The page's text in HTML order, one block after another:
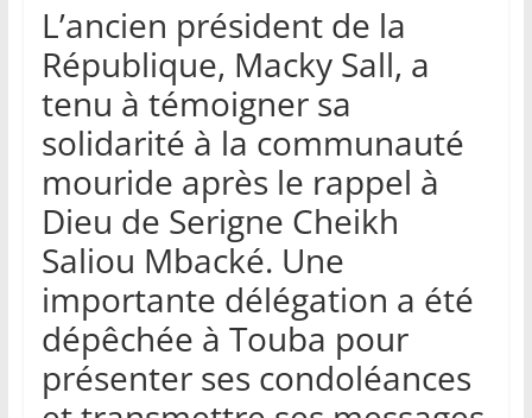
L’ancien président de la
République, Macky Sall, a
tenu à témoigner sa
solidarité à la communauté
mouride après le rappel à
Dieu de Serigne Cheikh
Saliou Mbacké. Une
importante délégation a été
dépêchée à Touba pour
présenter ses condoléances